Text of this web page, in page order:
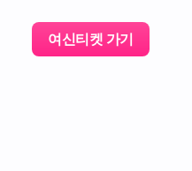
여신티켓 가기